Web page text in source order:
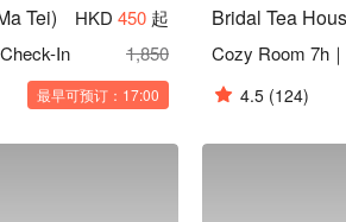
Tei) HKD 450 起
In
1,850
最早可预订：17:00
Bridal Tea
Cozy Room 7h
4.5 (124)